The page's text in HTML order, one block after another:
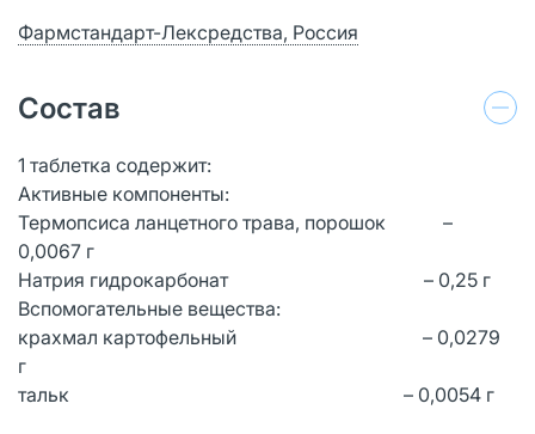
Фармстандарт-Лексредства, Россия
Состав
1 таблетка содержит:
Активные компоненты:
Термопсиса ланцетного трава, порошок –
0,0067 г
Натрия гидрокарбонат – 0,25 г
Вспомогательные вещества:
крахмал картофельный – 0,0279
г
тальк – 0,0054 г